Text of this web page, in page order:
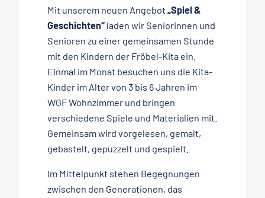
Mit unserem neuen Angebot „Spiel &
Geschichten“ laden wir Seniorinnen und
Senioren zu einer gemeinsamen Stunde
mit den Kindern der Fröbel-Kita ein.
Einmal im Monat besuchen uns die Kita-
Kinder im Alter von 3 bis 6 Jahren im
WGF Wohnzimmer und bringen
verschiedene Spiele und Materialien mit.
Gemeinsam wird vorgelesen, gemalt,
gebastelt, gepuzzelt und gespielt.
Im Mittelpunkt stehen Begegnungen
zwischen den Generationen, das